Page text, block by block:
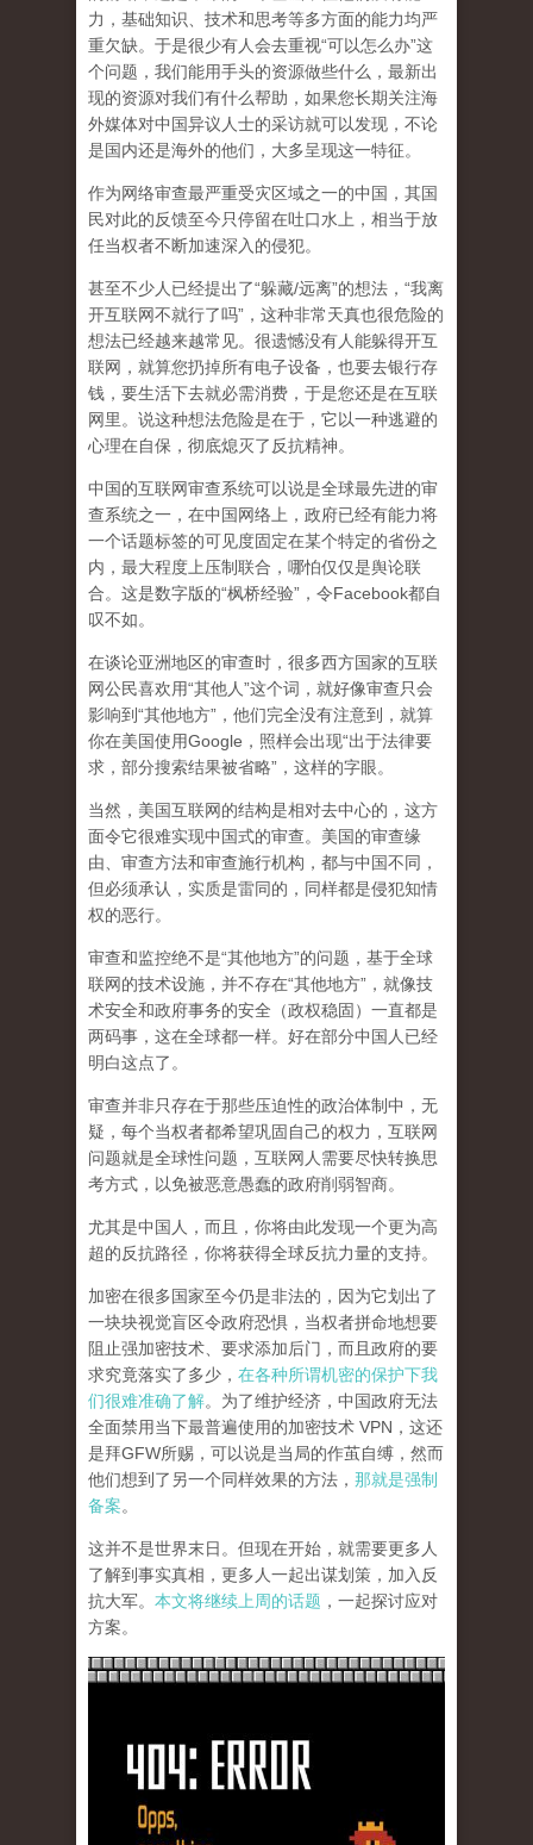
力，基础知识、技术和思考等多方面的能力均严
重欠缺。于是很少有人会去重视“可以怎么办”这
个问题，我们能用手头的资源做些什么，最新出
现的资源对我们有什么帮助，如果您长期关注海
外媒体对中国异议人士的采访就可以发现，不论
是国内还是海外的他们，大多呈现这一特征。
作为网络审查最严重受灾区域之一的中国，其国
民对此的反馈至今只停留在吐口水上，相当于放
任当权者不断加速深入的侵犯。
甚至不少人已经提出了“躲藏/远离”的想法，“我离
开互联网不就行了吗”，这种非常天真也很危险的
想法已经越来越常见。很遗憾没有人能躲得开互
联网，就算您扔掉所有电子设备，也要去银行存
钱，要生活下去就必需消费，于是您还是在互联
网里。说这种想法危险是在于，它以一种逃避的
心理在自保，彻底熄灭了反抗精神。
中国的互联网审查系统可以说是全球最先进的审
查系统之一，在中国网络上，政府已经有能力将
一个话题标签的可见度固定在某个特定的省份之
内，最大程度上压制联合 ，哪怕仅仅是舆论联
合。这是数字版的“枫桥经验”，令Facebook都自
叹不如。
在谈论亚洲地区的审查时，很多西方国家的互联
网公民喜欢用“其他人”这个词，就好像审查只会
影响到“其他地方”，他们完全没有注意到， 就算
你在美国使用Google，照样会出现“出于法律要
求，部分搜索结果被省略”，这样的字眼。
当然，美国互联网的结构是相对去中心的，这方
面令它很难实现中国式的审查。美国的审查缘
由、审查方法和审查施行机构，都与中国不同，
但必须承认， 实质是雷同的，同样都是侵犯知情
权的恶行。
审查和监控绝不是“其他地方”的问题，基于全球
联网的技术设施，并不存在“其他地方”，就像技
术安全和政府事务的安全（政权稳固）一直都是
两码事，这在全球都一样。好在部分中国人已经
明白这点了。
审查并非只存在于那些压迫性的政治体制中，无
疑，每个当权者都希望巩固自己的权力，互联网
问题就是全球性问题，互联网人需要尽快转换思
考方式，以免被恶意愚蠢的政府削弱智商。
尤其是中国人，而且，你将由此发现一个更为高
超的反抗路径，你将获得全球反抗力量的支持。
加密在很多国家至今仍是非法的，因为它划出了
一块块视觉盲区令政府恐惧，当权者拼命地想要
阻止强加密技术、要求添加后门，而且政府的要
求究竟落实了多少， 在各种所谓机密的保护下我
们很难准确了解。为了维护经济，中国政府无法
全面禁用当下最普遍使用的加密技术 VPN，这还
是拜GFW所赐，可以说是当局的作茧自缚，然而
他们想到了另一个同样效果的方法， 那就是强制
备案。
这并不是世界末日。但现在开始，就需要更多人
了解到事实真相，更多人一起出谋划策，加入反
抗大军。 本文将继续上周的话题 ，一起探讨应对
方案。